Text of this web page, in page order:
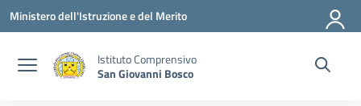
Vai ai contenuti
Vai al menu di navigazione
Vai al footer
Ministero dell'Istruzione e del Merito
Istituto Comprensivo
San Giovanni Bosco